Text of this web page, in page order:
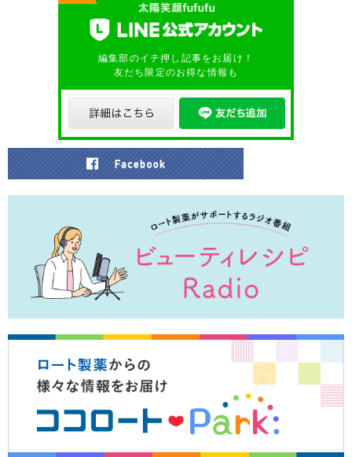
編集部のイチ押し記事をお届け！
友だち限定のお得な情報も